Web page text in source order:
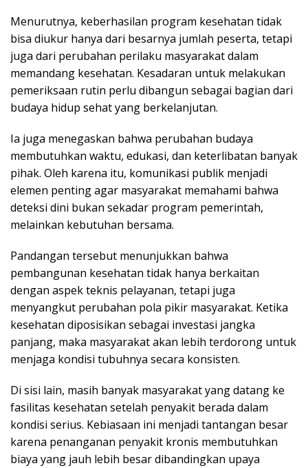
Menurutnya, keberhasilan program kesehatan tidak
bisa diukur hanya dari besarnya jumlah peserta, tetapi
juga dari perubahan perilaku masyarakat dalam
memandang kesehatan. Kesadaran untuk melakukan
pemeriksaan rutin perlu dibangun sebagai bagian dari
budaya hidup sehat yang berkelanjutan.
Ia juga menegaskan bahwa perubahan budaya
membutuhkan waktu, edukasi, dan keterlibatan banyak
pihak. Oleh karena itu, komunikasi publik menjadi
elemen penting agar masyarakat memahami bahwa
deteksi dini bukan sekadar program pemerintah,
melainkan kebutuhan bersama.
Pandangan tersebut menunjukkan bahwa
pembangunan kesehatan tidak hanya berkaitan
dengan aspek teknis pelayanan, tetapi juga
menyangkut perubahan pola pikir masyarakat. Ketika
kesehatan diposisikan sebagai investasi jangka
panjang, maka masyarakat akan lebih terdorong untuk
menjaga kondisi tubuhnya secara konsisten.
Di sisi lain, masih banyak masyarakat yang datang ke
fasilitas kesehatan setelah penyakit berada dalam
kondisi serius. Kebiasaan ini menjadi tantangan besar
karena penanganan penyakit kronis membutuhkan
biaya yang jauh lebih besar dibandingkan upaya